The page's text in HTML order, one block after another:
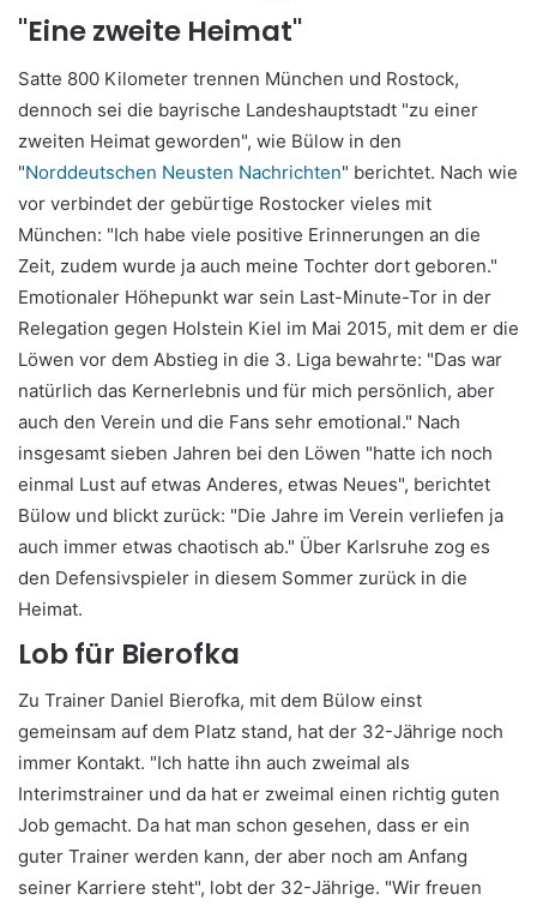
"Eine zweite Heimat"
Satte 800 Kilometer trennen München und Rostock,
dennoch sei die bayrische Landeshauptstadt "zu einer
zweiten Heimat geworden", wie Bülow in den
"Norddeutschen Neusten Nachrichten" berichtet. Nach wie
vor verbindet der gebürtige Rostocker vieles mit
München: "Ich habe viele positive Erinnerungen an die
Zeit, zudem wurde ja auch meine Tochter dort geboren."
Emotionaler Höhepunkt war sein Last-Minute-Tor in der
Relegation gegen Holstein Kiel im Mai 2015, mit dem er die
Löwen vor dem Abstieg in die 3. Liga bewahrte: "Das war
natürlich das Kernerlebnis und für mich persönlich, aber
auch den Verein und die Fans sehr emotional." Nach
insgesamt sieben Jahren bei den Löwen "hatte ich noch
einmal Lust auf etwas Anderes, etwas Neues", berichtet
Bülow und blickt zurück: "Die Jahre im Verein verliefen ja
auch immer etwas chaotisch ab." Über Karlsruhe zog es
den Defensivspieler in diesem Sommer zurück in die
Heimat.
Lob für Bierofka
Zu Trainer Daniel Bierofka, mit dem Bülow einst
gemeinsam auf dem Platz stand, hat der 32-Jährige noch
immer Kontakt. "Ich hatte ihn auch zweimal als
Interimstrainer und da hat er zweimal einen richtig guten
Job gemacht. Da hat man schon gesehen, dass er ein
guter Trainer werden kann, der aber noch am Anfang
seiner Karriere steht", lobt der 32-Jährige. "Wir freuen